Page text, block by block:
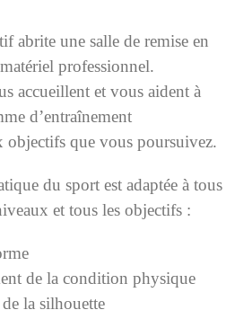
abrite une salle de remise en
professionnel.
accueillent et vous aident à
d’entraînement
objectifs que vous poursuivez.
du sport est adaptée à tous
et tous les objectifs :
de la condition physique
la silhouette